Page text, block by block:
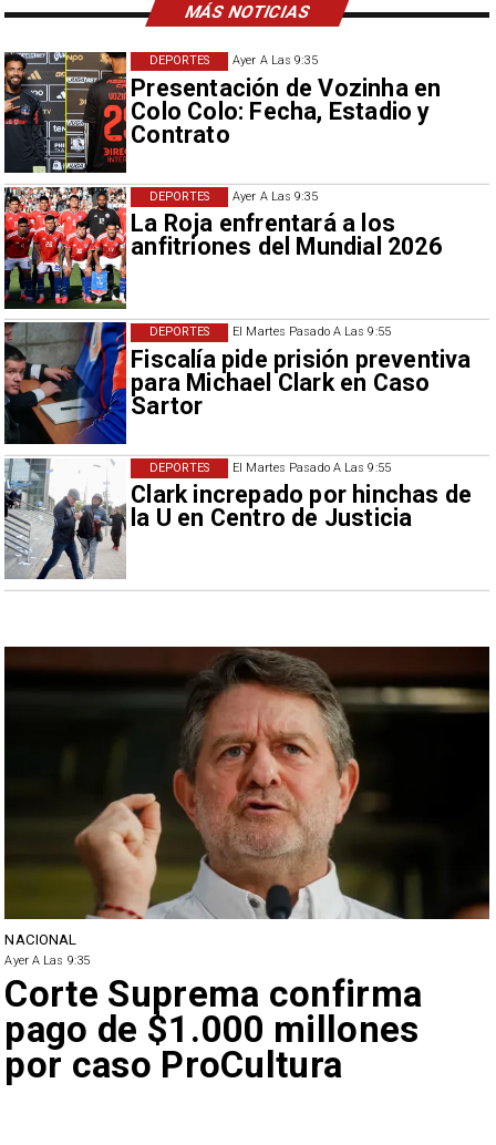
MÁS NOTICIAS
Ayer A Las 9:35
Presentación de Vozinha en
Colo Colo: Fecha, Estadio y
Contrato
DEPORTES
Ayer A Las 9:35
La Roja enfrentará a los
anfitriones del Mundial 2026
DEPORTES
El Martes Pasado A Las 9:55
Fiscalía pide prisión preventiva
para Michael Clark en Caso
Sartor
DEPORTES
El Martes Pasado A Las 9:55
Clark increpado por hinchas de
la U en Centro de Justicia
DEPORTES
NACIONAL
Ayer A Las 9:35
Corte Suprema confirma
pago de $1.000 millones
por caso ProCultura